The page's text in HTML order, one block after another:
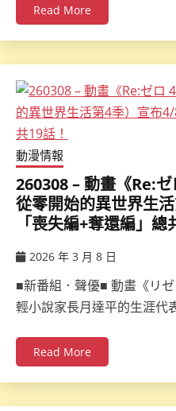
Read More
動漫情報
260308 – 動畫《Re:
從零開始的異世界生
「喪失編+奪還編」總
2026 年 3 月 8 日
■新番組．聲優■ 動畫《リ
輕小說家長月達平的生涯代
Read More